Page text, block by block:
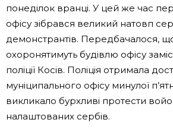
понеділок вранці. У цей же час
офісу зібрався великий натовп
демонстрантів. Передбачалося,
охоронятимуть будівлю офісу
поліції Косів. Поліція отримала
муніципального офісу минулої
викликало бурхливі протести
налаштованих сербів.